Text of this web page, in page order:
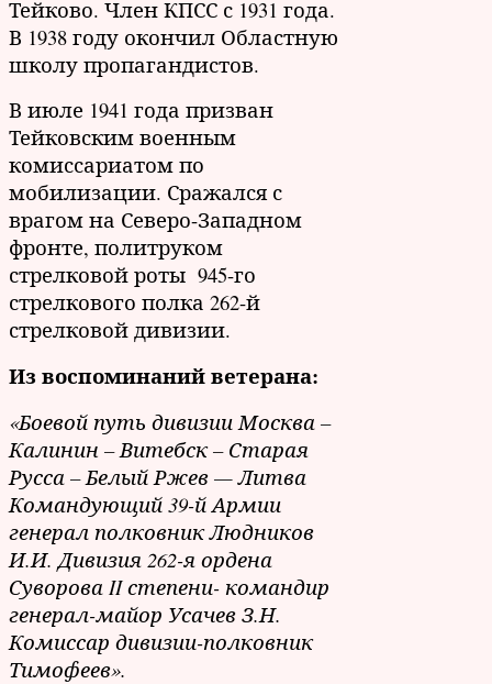
Тейково. Член КПСС с 1931 года.
В 1938 году окончил Областную
школу пропагандистов.
В июле 1941 года призван
Тейковским военным
комиссариатом по
мобилизации. Сражался с
врагом на Северо-Западном
фронте, политруком
стрелковой роты 945-го
стрелкового полка 262-й
стрелковой дивизии.
Из воспоминаний ветерана:
«Боевой путь дивизии Москва –
Калинин – Витебск – Старая
Русса – Белый Ржев — Литва
Командующий 39-й Армии
генерал полковник Людников
И.И. Дивизия 262-я ордена
Суворова II степени- командир
генерал-майор Усачев З.Н.
Комиссар дивизии-полковник
Тимофеев».